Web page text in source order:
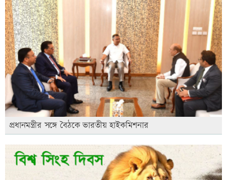
প্রধানমন্ত্রীর সঙ্গে বৈঠকে ভারতীয় হাইকমিশনার